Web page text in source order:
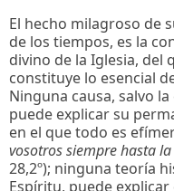
El hecho milagroso de
de los tiempos, es la
divino de la Iglesia, del
constituye lo esencial
Ninguna causa, salvo
puede explicar su
en el que todo es
vosotros siempre hasta
28,2º); ninguna teoría
Espíritu, puede